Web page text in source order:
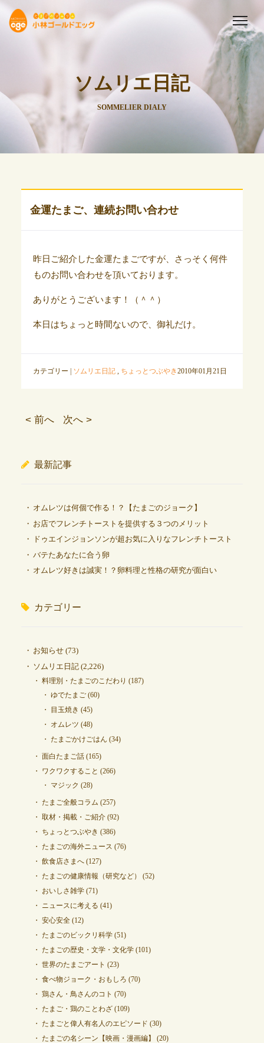
ソムリエ日記
SOMMELIER DIALY
金運たまご、連続お問い合わせ
昨日ご紹介した金運たまごですが、さっそく何件
ものお問い合わせを頂いております。
ありがとうございます！（＾＾）
本日はちょっと時間ないので、御礼だけ。
カテゴリー | ソムリエ日記, ちょっとつぶやき2010年01月21日
< 前へ 次へ >
最新記事
オムレツは何個で作る！？【たまごのジョーク】
お店でフレンチトーストを提供する３つのメリット
ドゥエインジョンソンが超お気に入りなフレンチトースト
バテたあなたに合う卵
オムレツ好きは誠実！？卵料理と性格の研究が面白い
カテゴリー
お知らせ(73)
ソムリエ日記(2,226)
料理別・たまごのこだわり (187)
ゆでたまご(60)
目玉焼き (45)
オムレツ (48)
たまごかけごはん (34)
面白たまご話(165)
ワクワクすること (266)
マジック (28)
たまご全般コラム (257)
取材・掲載・ご紹介(92)
ちょっとつぶやき (386)
たまごの海外ニュース (76)
飲食店さまへ(127)
たまごの健康情報（研究など）
(52)
おいしさ雑学(71)
ニュースに考える (41)
安心安全(12)
たまごのビックリ科学(51)
たまごの歴史・文学・文化学(101)
世界のたまごアート (23)
食べ物ジョーク・おもしろ (70)
鶏さん・鳥さんのコト (70)
たまご・鶏のことわざ(109)
たまごと偉人有名人のエピソード (30)
たまごの名シーン【映画・漫画編】
(20)